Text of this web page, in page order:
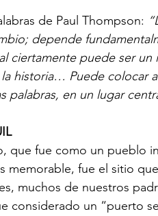
de Paul Thompson:
depende
ciertamente puede ser
historia… Puede colocar
palabras, en un lugar
que fue como un pueblo
memorable, fue el sitio
muchos de nuestros
considerado un “puerto